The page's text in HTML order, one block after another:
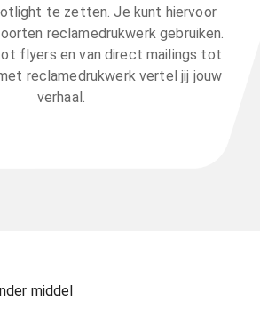
te zetten. Je kunt hiervoor
reclamedrukwerk gebruiken.
flyers en van direct mailings tot
reclamedrukwerk vertel jij jouw
verhaal.
middel